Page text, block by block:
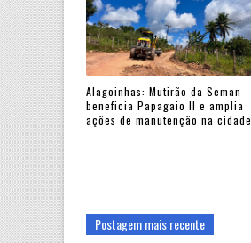
Alagoinhas: Mutirão da Seman
beneficia Papagaio II e amplia
ações de manutenção na cidade
Postagem mais recente